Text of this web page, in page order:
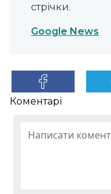
стрічки.
Google News
Коментарі